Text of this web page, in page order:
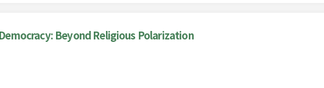
Beyond Religious Polarization